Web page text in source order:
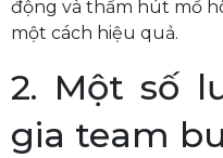
động và thấm hút mồ
một cách hiệu quả.
2. Một số
gia team